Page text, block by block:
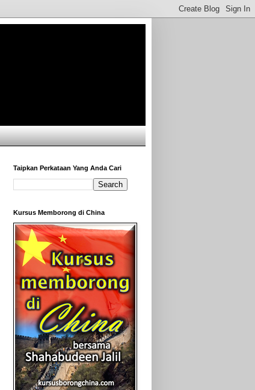
Taipkan Perkataan Yang Anda Cari
Kursus Memborong di China